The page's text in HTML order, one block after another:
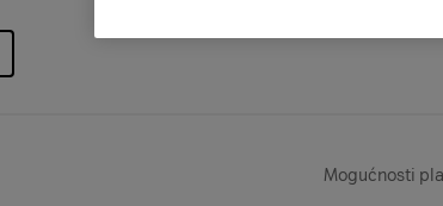
Mogućnosti